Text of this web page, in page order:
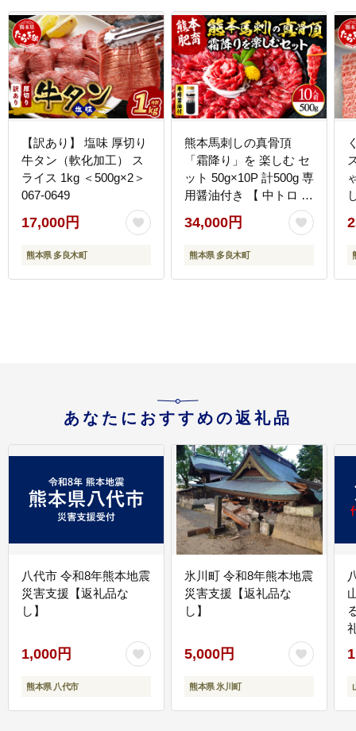
【訳あり】 塩味 厚切り
牛タン（軟化加工） ス
ライス 1kg ＜500g×2＞
067-0649
17,000円
熊本県 多良木町
熊本馬刺しの真骨頂
「霜降り」を 楽しむ セ
ット 50g×10P 計500g 専
用醤油付き 【 中トロ ト
ロ 小分け 馬肉 馬さし
馬刺 バサシ 馬刺し 霜降
り ヘルシー 】 058-0269
34,000円
熊本県 多良木町
あなたにおすすめの返礼品
八代市 令和8年熊本地震
災害支援【返礼品な
し】
1,000円
熊本県 八代市
氷川町 令和8年熊本地震
災害支援【返礼品な
し】
5,000円
熊本県 氷川町